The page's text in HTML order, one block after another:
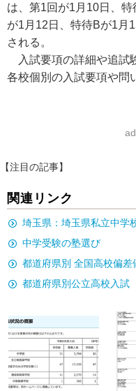
は、第1回が1月10日、
が1月12日、特待Bが1月
される。
入試要項の詳細や追試
各校個別の入試要項や問
【注目の記事】
関連リンク
埼玉県：埼玉県私立中学
中学受験の塾選び
都道府県別 全国高校偏差
都道府県別公立高校入試